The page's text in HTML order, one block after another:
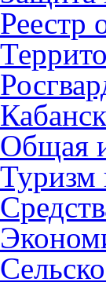
Реестр
Общая
Туризм